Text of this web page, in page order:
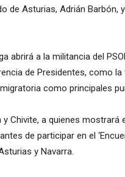
de Asturias, Adrián Barbón,
abrirá a la militancia del
de Presidentes, como
como principales
Chivite, a quienes mostrará
de participar en el
y Navarra.